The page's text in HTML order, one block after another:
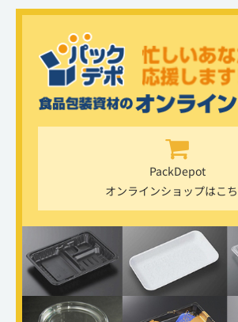
PackDepot
オンラインショップはこ